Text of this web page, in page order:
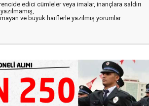
edici cümleler veya imalar, inançlara saldırı
ve büyük harflerle yazılmış yorumlar